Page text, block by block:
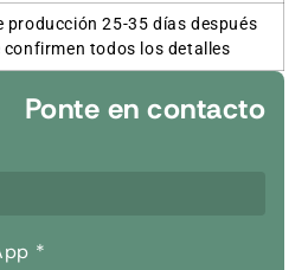
producción 25-35 días después
confirmen todos los detalles
Ponte en contacto
*